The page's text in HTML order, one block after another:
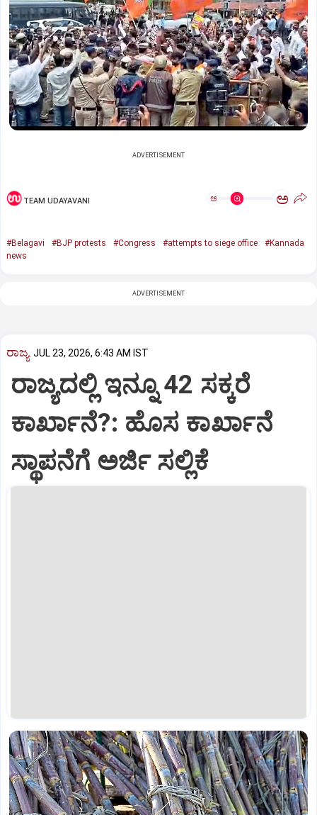
ADVERTISEMENT
TEAM UDAYAVANI ಅ ಅ
#Belagavi #BJP protests #Congress #attempts to siege office
#Kannada
news
ADVERTISEMENT
ರಾಜ್ಯ JUL 23, 2026, 6:43 AM IST
ರಾಜ್ಯದಲ್ಲಿ ಇನ್ನೂ 42 ಸಕ್ಕರೆ
ಕಾರ್ಖಾನೆ?: ಹೊಸ ಕಾರ್ಖಾನೆ
ಸ್ಥಾಪನೆಗೆ ಅರ್ಜಿ ಸಲ್ಲಿಕೆ